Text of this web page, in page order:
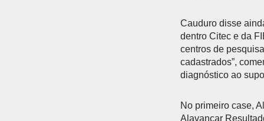
Cauduro disse
dentro Citec e da
centros de
cadastrados”,
diagnóstico ao
No primeiro case,
Alavancar